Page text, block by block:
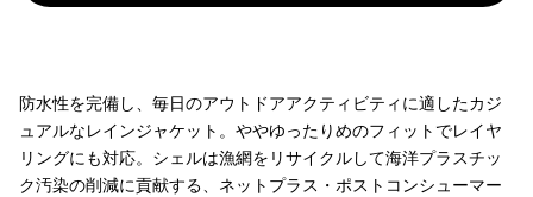
防水性を完備し、毎日のアウトドアアクティビティに適したカジ
ュアルなレインジャケット。ややゆったりめのフィットでレイヤ
リングにも対応。シェルは漁網をリサイクルして海洋プラスチッ
ク汚染の削減に貢献する、ネットプラス・ポストコンシューマー